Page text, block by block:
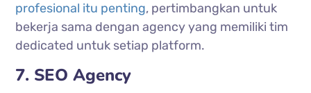
profesional itu penting, pertimbangkan untuk
bekerja sama dengan agency yang memiliki tim
dedicated untuk setiap platform.
7. SEO Agency